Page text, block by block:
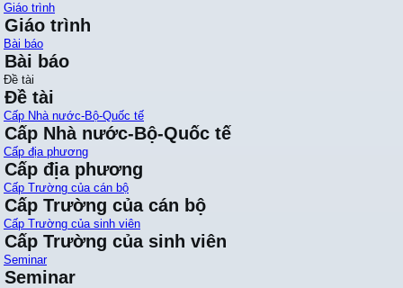
Giáo trình
Giáo trình
Bài báo
Bài báo
Đề tài
Đề tài
Cấp Nhà nước-Bộ-Quốc tế
Cấp Nhà nước-Bộ-Quốc tế
Cấp địa phương
Cấp địa phương
Cấp Trường của cán bộ
Cấp Trường của cán bộ
Cấp Trường của sinh viên
Cấp Trường của sinh viên
Seminar
Seminar